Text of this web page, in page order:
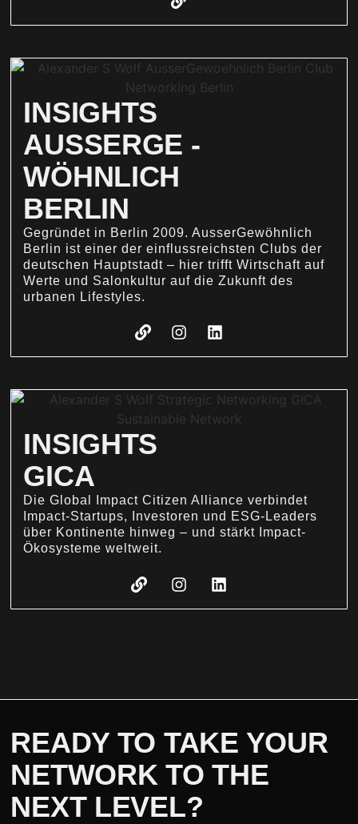
INSIGHTS
AUSSERGE -
WÖHNLICH
BERLIN
Gegründet in Berlin 2009. AusserGewöhnlich
Berlin ist einer der einflussreichsten Clubs der
deutschen Hauptstadt – hier trifft Wirtschaft auf
Werte und Salonkultur auf die Zukunft des
urbanen Lifestyles.
INSIGHTS
GICA
Die Global Impact Citizen Alliance verbindet
Impact-Startups, Investoren und ESG-Leaders
über Kontinente hinweg – und stärkt Impact-
Ökosysteme weltweit.
READY TO TAKE YOUR
NETWORK TO THE
NEXT LEVEL?